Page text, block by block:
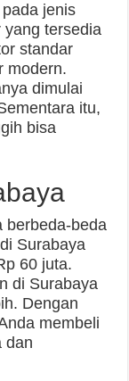
jenis
yang tersedia
standar
modern.
dimulai
itu,
bisa
berbeda-beda
Surabaya
60 juta.
di Surabaya
Dengan
membeli
dan